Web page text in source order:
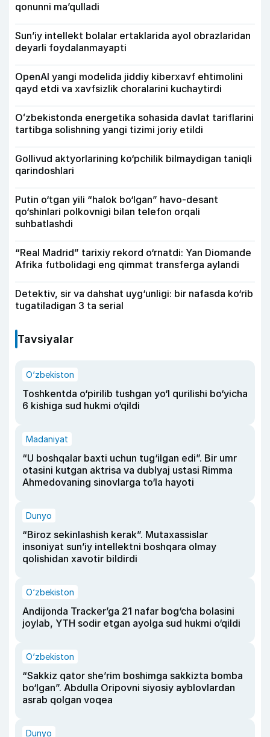
qonunni ma’qulladi
Sun’iy intellekt bolalar ertaklarida ayol obrazlaridan
deyarli foydalanmayapti
OpenAI yangi modelida jiddiy kiberxavf ehtimolini
qayd etdi va xavfsizlik choralarini kuchaytirdi
Oʻzbekistonda energetika sohasida davlat tariflarini
tartibga solishning yangi tizimi joriy etildi
Gollivud aktyorlarining ko‘pchilik bilmaydigan taniqli
qarindoshlari
Putin o‘tgan yili “halok bo‘lgan” havo-desant
qo‘shinlari polkovnigi bilan telefon orqali
suhbatlashdi
“Real Madrid” tarixiy rekord o‘rnatdi: Yan Diomande
Afrika futbolidagi eng qimmat transferga aylandi
Detektiv, sir va dahshat uyg‘unligi: bir nafasda ko‘rib
tugatiladigan 3 ta serial
Tavsiyalar
O‘zbekiston
Toshkentda o‘pirilib tushgan yo‘l qurilishi bo‘yicha
6 kishiga sud hukmi o‘qildi
Madaniyat
“U boshqalar baxti uchun tug‘ilgan edi”. Bir umr
otasini kutgan aktrisa va dublyaj ustasi Rimma
Ahmedovaning sinovlarga to‘la hayoti
Dunyo
“Biroz sekinlashish kerak”. Mutaxassislar
insoniyat sun’iy intellektni boshqara olmay
qolishidan xavotir bildirdi
O‘zbekiston
Andijonda Tracker’ga 21 nafar bog‘cha bolasini
joylab, YTH sodir etgan ayolga sud hukmi o‘qildi
O‘zbekiston
“Sakkiz qator she’rim boshimga sakkizta bomba
bo‘lgan”. Abdulla Oripovni siyosiy ayblovlardan
asrab qolgan voqea
Dunyo